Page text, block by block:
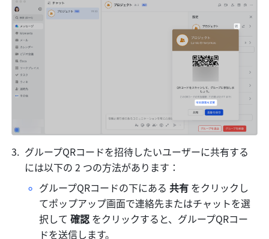
グループQRコードを招待したいユーザーに共有する
には以下の 2 つの方法があります：
グループQRコードの下にある 共有 をクリックし
てポップアップ画面で連絡先またはチャットを選
択して 確認 をクリックすると、グループQRコー
ドを送信します。